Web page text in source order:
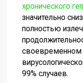
хронического
значительно
полностью
своевременном
99% случаев.